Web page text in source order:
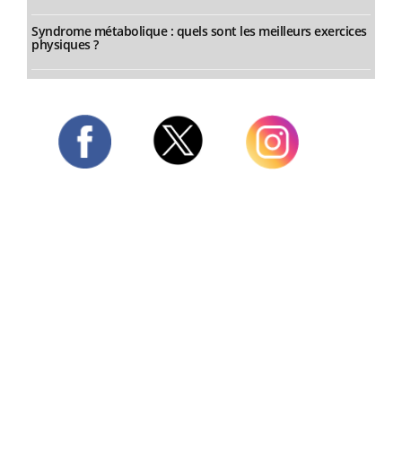
Syndrome métabolique : quels sont les meilleurs exercices
physiques ?